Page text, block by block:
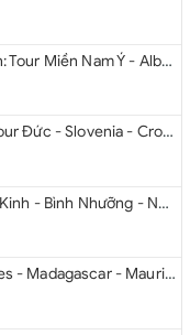
Du lịch Miền Nam Ý - Balkan: Tour Miền Nam Ý - Albania - Montenegro - Croatia - Slovenia từ Hà Nội 2026
Du lịch Đông Âu - Balkan: Tour Đức - Slovenia - Croatia - Hungary - Slovakia - Áo - Séc từ Hà Nội 2026
Du lịch Triều Tiên: Tour Bắc Kinh - Bình Nhưỡng - Núi Myohyang - Kaesong - Bàn Môn Điếm - Đan Đông từ Hà Nội 2026
Du Lịch Đông Phi: Seychelles - Madagascar - Mauritius 2026